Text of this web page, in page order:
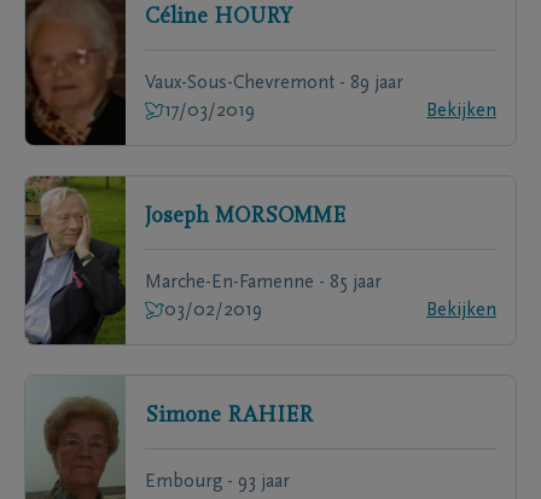
Céline HOURY
Vaux-Sous-Chevremont - 89 jaar
17/03/2019
Bekijken
Joseph MORSOMME
Marche-En-Famenne - 85 jaar
03/02/2019
Bekijken
Simone RAHIER
Embourg - 93 jaar